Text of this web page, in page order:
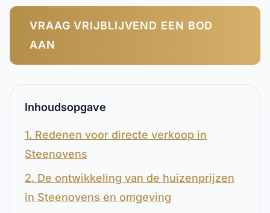
VRAAG VRIJBLIJVEND EEN BOD
AAN
Inhoudsopgave
1. Redenen voor directe verkoop in
Steenovens
2. De ontwikkeling van de huizenprijzen
in Steenovens en omgeving